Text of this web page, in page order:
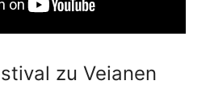
zu Veianen